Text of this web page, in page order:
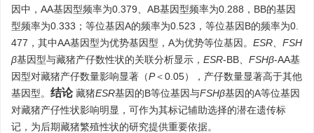
因中，AA基因型频率为0.379、AB基因型频率为0.288，BB的基因
型频率为0.333；等位基因A的频率为0.523，等位基因B的频率为0.
477，其中AA基因型为优势基因型，A为优势等位基因。 ESR、FSH
β基因型与藏猪产仔数性状的关联分析显示， ESR-BB、 FSHβ-AA基
因型对藏猪产仔数量影响显著（P＜0.05），产仔数量显著高于其他
基因型。 结论 藏猪ESR基因的B等位基因与FSHβ基因的A等位基因
对藏猪产仔性状影响明显，可作为其标记辅助选择的潜在遗传标
记，为后期藏猪繁殖性状的研究提供重要依据。